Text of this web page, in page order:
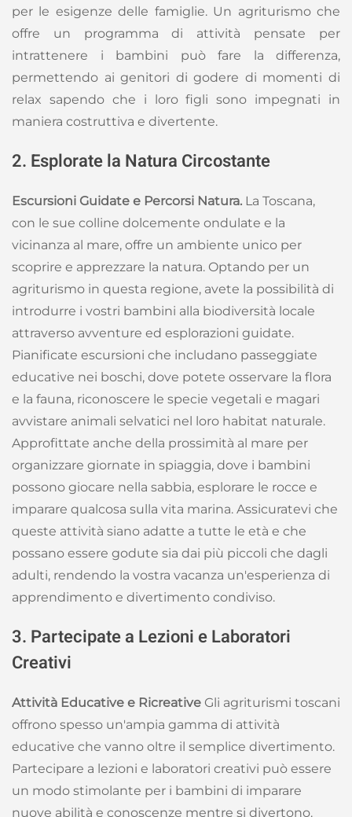
per le esigenze delle famiglie. Un agriturismo che
offre un programma di attività pensate per
intrattenere i bambini può fare la differenza,
permettendo ai genitori di godere di momenti di
relax sapendo che i loro figli sono impegnati in
maniera costruttiva e divertente.
2. Esplorate la Natura Circostante
Escursioni Guidate e Percorsi Natura. La Toscana,
con le sue colline dolcemente ondulate e la
vicinanza al mare, offre un ambiente unico per
scoprire e apprezzare la natura. Optando per un
agriturismo in questa regione, avete la possibilità di
introdurre i vostri bambini alla biodiversità locale
attraverso avventure ed esplorazioni guidate.
Pianificate escursioni che includano passeggiate
educative nei boschi, dove potete osservare la flora
e la fauna, riconoscere le specie vegetali e magari
avvistare animali selvatici nel loro habitat naturale.
Approfittate anche della prossimità al mare per
organizzare giornate in spiaggia, dove i bambini
possono giocare nella sabbia, esplorare le rocce e
imparare qualcosa sulla vita marina. Assicuratevi che
queste attività siano adatte a tutte le età e che
possano essere godute sia dai più piccoli che dagli
adulti, rendendo la vostra vacanza un'esperienza di
apprendimento e divertimento condiviso.
3. Partecipate a Lezioni e Laboratori
Creativi
Attività Educative e Ricreative Gli agriturismi toscani
offrono spesso un'ampia gamma di attività
educative che vanno oltre il semplice divertimento.
Partecipare a lezioni e laboratori creativi può essere
un modo stimolante per i bambini di imparare
nuove abilità e conoscenze mentre si divertono.